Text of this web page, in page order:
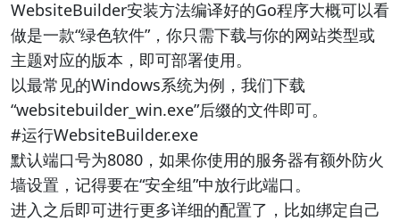
WebsiteBuilder安装方法编译好的Go程序大概可以看
做是一款“绿色软件”，你只需下载与你的网站类型或
主题对应的版本，即可部署使用。
以最常见的Windows系统为例，我们下载
“websitebuilder_win.exe”后缀的文件即可。
#运行WebsiteBuilder.exe
默认端口号为8080，如果你使用的服务器有额外防火
墙设置，记得要在“安全组”中放行此端口。
进入之后即可进行更多详细的配置了，比如绑定自己